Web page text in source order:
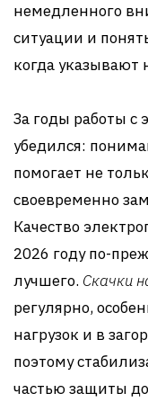
немедленного
ситуации и
когда указывают
За годы работы с
убедился:
помогает не
своевременно
Качество
2026 году по-
лучшего. Скачки
регулярно,
нагрузок и в
поэтому
частью защиты